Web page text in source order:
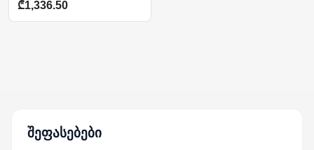
₾1,336.50
შეფასებები